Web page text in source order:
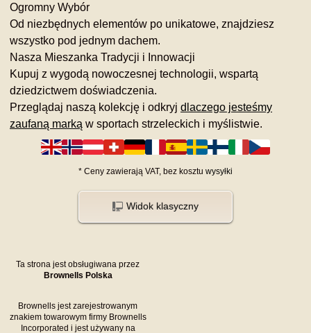
Ogromny Wybór
Od niezbędnych elementów po unikatowe, znajdziesz
wszystko pod jednym dachem.
Nasza Mieszanka Tradycji i Innowacji
Kupuj z wygodą nowoczesnej technologii, wspartą
dziedzictwem doświadczenia.
Przeglądaj naszą kolekcję i odkryj dlaczego jesteśmy
zaufaną marką w sportach strzeleckich i myślistwie.
* Ceny zawierają VAT, bez kosztu wysyłki
Widok klasyczny
Ta strona jest obsługiwana przez
Brownells Polska
Brownells jest zarejestrowanym
znakiem towarowym firmy Brownells
Incorporated i jest używany na